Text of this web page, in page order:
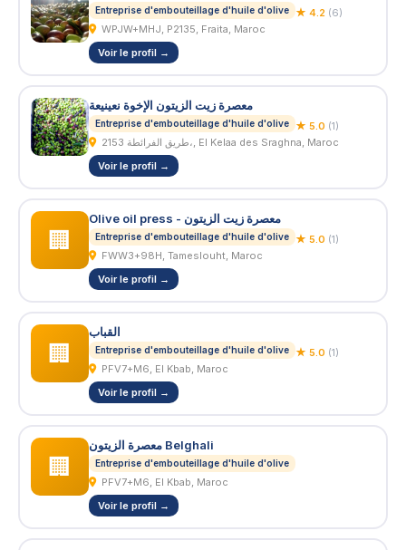
Entreprise d'embouteillage d'huile d'olive ★ 4.2 (6)
WPJW+MHJ, P2135, Fraita, Maroc
Voir le profil →
معصرة زيت الزيتون الإخوة نعينيعة
Entreprise d'embouteillage d'huile d'olive ★ 5.0 (1)
2153 طريق الفرائطة،, El Kelaa des Sraghna, Maroc
Voir le profil →
🏢
Olive oil press - معصرة زيت الزيتون
Entreprise d'embouteillage d'huile d'olive ★ 5.0 (1)
FWW3+98H, Tameslouht, Maroc
Voir le profil →
🏢
القباب
Entreprise d'embouteillage d'huile d'olive ★ 5.0 (1)
PFV7+M6, El Kbab, Maroc
Voir le profil →
🏢
معصرة الزيتون Belghali
Entreprise d'embouteillage d'huile d'olive
PFV7+M6, El Kbab, Maroc
Voir le profil →